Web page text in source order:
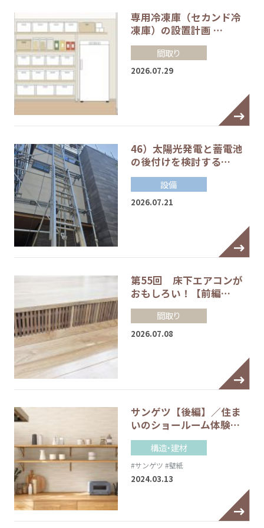
専用冷凍庫（セカンド冷
凍庫）の設置計画 …
間取り
2026.07.29
46）太陽光発電と蓄電池
の後付けを検討する…
設備
2026.07.21
第55回 床下エアコンが
おもしろい！【前編…
間取り
2026.07.08
サンゲツ【後編】／住ま
いのショールーム体験…
構造・建材
#サンゲツ #壁紙
2024.03.13